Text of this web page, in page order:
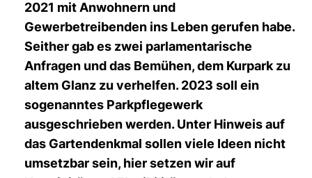
2021 mit Anwohnern und
Gewerbetreibenden ins Leben gerufen habe.
Seither gab es zwei parlamentarische
Anfragen und das Bemühen, dem Kurpark zu
altem Glanz zu verhelfen. 2023 soll ein
sogenanntes Parkpflegewerk
ausgeschrieben werden. Unter Hinweis auf
das Gartendenkmal sollen viele Ideen nicht
umsetzbar sein, hier setzen wir auf